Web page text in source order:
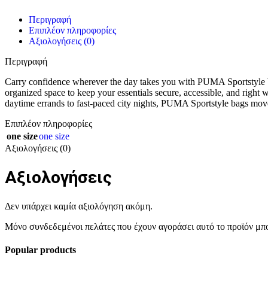
Περιγραφή
Επιπλέον πληροφορίες
Αξιολογήσεις (0)
Περιγραφή
Carry confidence wherever the day takes you with PUMA
organized space to keep your essentials secure, accessible, and
daytime errands to fast-paced city nights, PUMA Sportstyle bags
Επιπλέον πληροφορίες
one sizeone size
Αξιολογήσεις (0)
Αξιολογήσεις
Δεν υπάρχει καμία αξιολόγηση ακόμη.
Μόνο συνδεδεμένοι πελάτες που έχουν αγοράσει αυτό το προϊόν
Popular products